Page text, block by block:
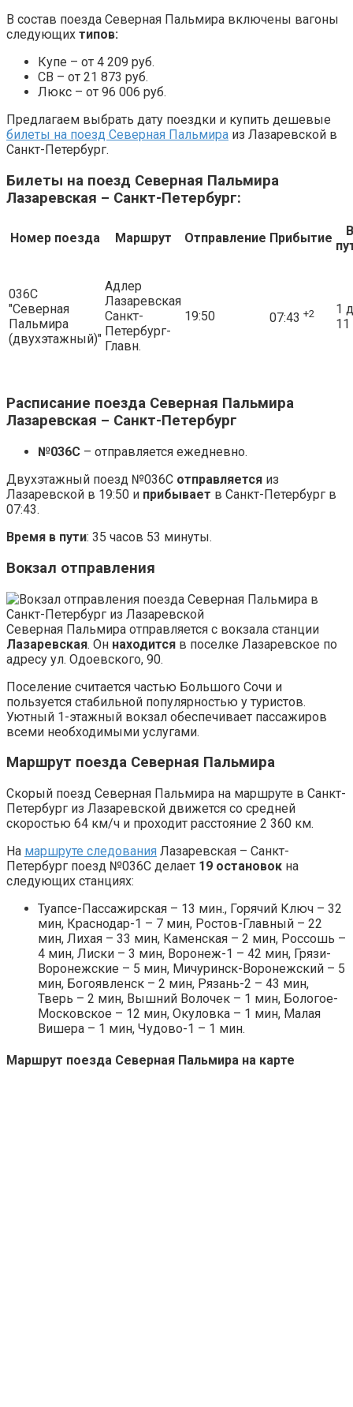
В состав поезда Северная Пальмира включены вагоны
следующих типов:
Купе – от 4 209 руб.
СВ – от 21 873 руб.
Люкс – от 96 006 руб.
Предлагаем выбрать дату поездки и купить дешевые
билеты на поезд Северная Пальмира из Лазаревской в
Санкт-Петербург.
Билеты на поезд Северная Пальмира
Лазаревская – Санкт-Петербург:
Номер поезда Маршрут Отправление Прибытие
В
036С
"Северная
Пальмира
(двухэтажный)"
Адлер
Лазаревская
Санкт-
Петербург-
Главн.
19:50 07:43 +2
1
11
Расписание поезда Северная Пальмира
Лазаревская – Санкт-Петербург
№036С – отправляется ежедневно.
Двухэтажный поезд №036С отправляется из
Лазаревской в 19:50 и прибывает в Санкт-Петербург в
07:43.
Время в пути: 35 часов 53 минуты.
Вокзал отправления
Северная Пальмира отправляется с вокзала станции
Лазаревская. Он находится в поселке Лазаревское по
адресу ул. Одоевского, 90.
Поселение считается частью Большого Сочи и
пользуется стабильной популярностью у туристов.
Уютный 1-этажный вокзал обеспечивает пассажиров
всеми необходимыми услугами.
Маршрут поезда Северная Пальмира
Скорый поезд Северная Пальмира на маршруте в Санкт-
Петербург из Лазаревской движется со средней
скоростью 64 км/ч и проходит расстояние 2 360 км.
На маршруте следования Лазаревская – Санкт-
Петербург поезд №036С делает 19 остановок на
следующих станциях:
Туапсе-Пассажирская – 13 мин., Горячий Ключ – 32
мин, Краснодар-1 – 7 мин, Ростов-Главный – 22
мин, Лихая – 33 мин, Каменская – 2 мин, Россошь –
4 мин, Лиски – 3 мин, Воронеж-1 – 42 мин, Грязи-
Воронежские – 5 мин, Мичуринск-Воронежский – 5
мин, Богоявленск – 2 мин, Рязань-2 – 43 мин,
Тверь – 2 мин, Вышний Волочек – 1 мин, Бологое-
Московское – 12 мин, Окуловка – 1 мин, Малая
Вишера – 1 мин, Чудово-1 – 1 мин.
Маршрут поезда Северная Пальмира на карте